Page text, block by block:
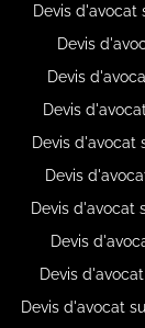
Devis d'avocat
Devis
Devis
Devis
Devis d'avocat
Devis
Devis d'avocat
Devis
Devis
Devis d'avocat